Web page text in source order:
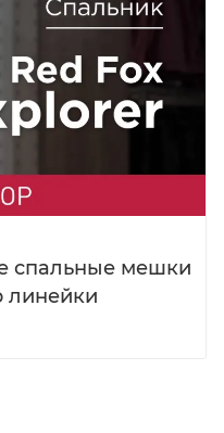
спальные мешки
линейки